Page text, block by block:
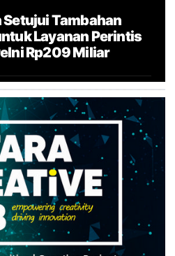
Tambahan
Layanan Perintis
Rp209 Miliar